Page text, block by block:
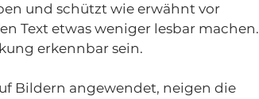
und schützt wie erwähnt vor
Text etwas weniger lesbar machen.
erkennbar sein.
Bildern angewendet, neigen die